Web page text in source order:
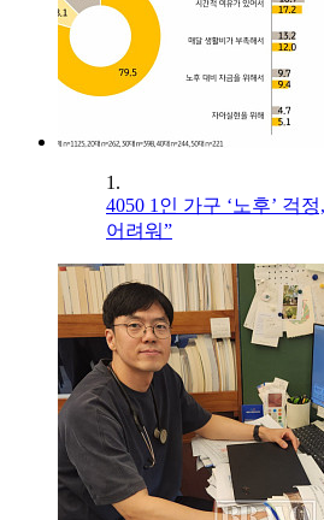
1.
4050 1인 가구 ‘노후’ 걱
어려워”